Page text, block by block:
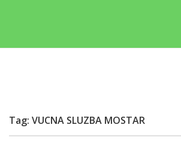
Tag: VUCNA SLUZBA MOSTAR